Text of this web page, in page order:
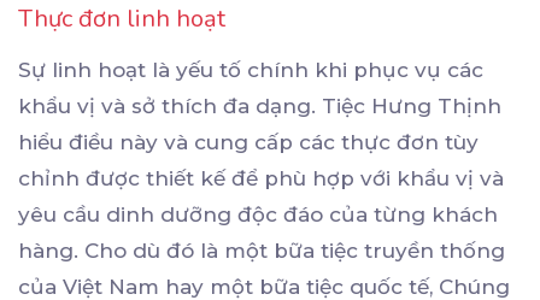
Thực đơn linh hoạt
Sự linh hoạt là yếu tố chính khi phục vụ các
khẩu vị và sở thích đa dạng. Tiệc Hưng Thịnh
hiểu điều này và cung cấp các thực đơn tùy
chỉnh được thiết kế để phù hợp với khẩu vị và
yêu cầu dinh dưỡng độc đáo của từng khách
hàng. Cho dù đó là một bữa tiệc truyền thống
của Việt Nam hay một bữa tiệc quốc tế, Chúng